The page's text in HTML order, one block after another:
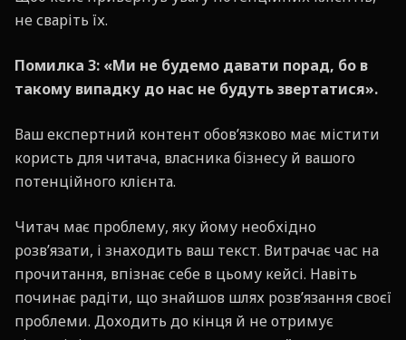
не сваріть їх.
Помилка 3: «Ми не будемо давати порад, бо в
такому випадку до нас не будуть звертатися».
Ваш експертний контент обов’язково має містити
користь для читача, власника бізнесу й вашого
потенційного клієнта.
Читач має проблему, яку йому необхідно
розв’язати, і знаходить ваш текст. Витрачає час на
прочитання, впізнає себе в цьому кейсі. Навіть
починає радіти, що знайшов шлях розв’язання своєї
проблеми. Доходить до кінця й не отримує